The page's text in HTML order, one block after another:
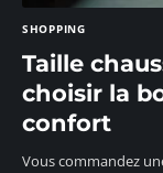
SHOPPING
Taille
choisir la
confort
Vous commandez